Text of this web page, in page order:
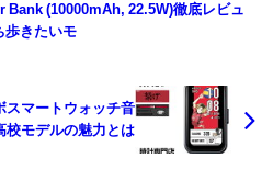
Bank (10000mAh, 22.5W)徹底レビュ
歩きたいモ
スマートウォッチ音
校モデルの魅力とは